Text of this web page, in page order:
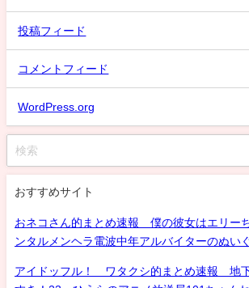
投稿フィード
コメントフィード
WordPress.org
おすすめサイト
おネコさん的まとめ速報 僕の彼女はエリー
ンタルメンヘラ電波中年アルバイターのぬい
アイドッフル！ ワタクシ的まとめ速報 地